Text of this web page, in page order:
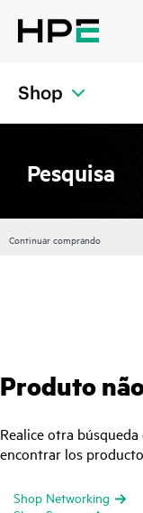
Shop
Pesquisa
Continuar comprando
Produto
Realice otra
encontrar los
Shop Networking